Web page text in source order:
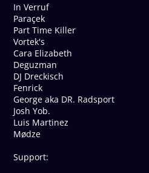
In Verruf
Paraçek
Part Time Killer
Vortek's
Cara Elizabeth
Deguzman
DJ Dreckisch
Fenrick
George aka DR. Radsport
Josh Yob.
Luis Martinez
Mødze
Support: